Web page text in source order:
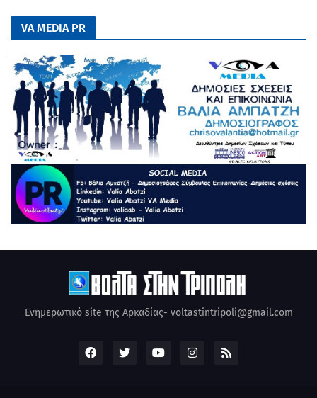
VA MEDIA PR
Ενημερωτικό site της Αρκαδίας- voltastintripoli@gmail.com